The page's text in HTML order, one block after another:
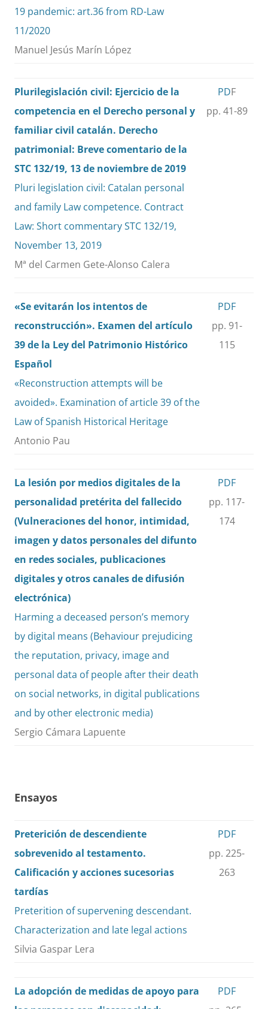
19 pandemic: art.36 from RD-Law
11/2020
Manuel Jesús Marín López
Plurilegislación civil: Ejercicio de la
competencia en el Derecho personal y
familiar civil catalán. Derecho
patrimonial: Breve comentario de la
STC 132/19, 13 de noviembre de 2019
Pluri legislation civil: Catalan personal
and family Law competence. Contract
Law: Short commentary STC 132/19,
November 13, 2019
Mª del Carmen Gete-Alonso Calera
PDF
pp. 41-89
«Se evitarán los intentos de
reconstrucción». Examen del artículo
39 de la Ley del Patrimonio Histórico
Español
«Reconstruction attempts will be
avoided». Examination of article 39 of the
Law of Spanish Historical Heritage
Antonio Pau
PDF
pp. 91-
115
La lesión por medios digitales de la
personalidad pretérita del fallecido
(Vulneraciones del honor, intimidad,
imagen y datos personales del difunto
en redes sociales, publicaciones
digitales y otros canales de difusión
electrónica)
Harming a deceased person’s memory
by digital means (Behaviour prejudicing
the reputation, privacy, image and
personal data of people after their death
on social networks, in digital publications
and by other electronic media)
Sergio Cámara Lapuente
PDF
pp. 117-
174
Ensayos
Preterición de descendiente
sobrevenido al testamento.
Calificación y acciones sucesorias
tardías
Preterition of supervening descendant.
Characterization and late legal actions
Silvia Gaspar Lera
PDF
pp. 225-
263
La adopción de medidas de apoyo para
PDF